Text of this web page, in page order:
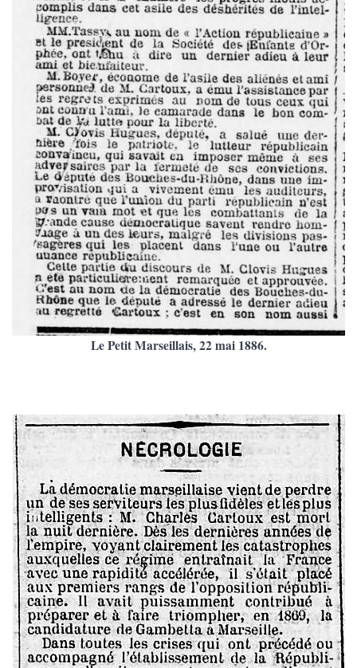
Le Petit Marseillais, 22 mai 1886.